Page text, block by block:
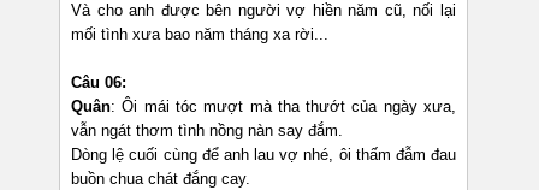
Và cho anh được bên người vợ hiền năm cũ, nối lại
mối tình xưa bao năm tháng xa rời...
Câu 06:
Quân: Ôi mái tóc mượt mà tha thướt của ngày xưa,
vẫn ngát thơm tình nồng nàn say đắm.
Dòng lệ cuối cùng để anh lau vợ nhé, ôi thấm đẫm đau
buồn chua chát đắng cay.